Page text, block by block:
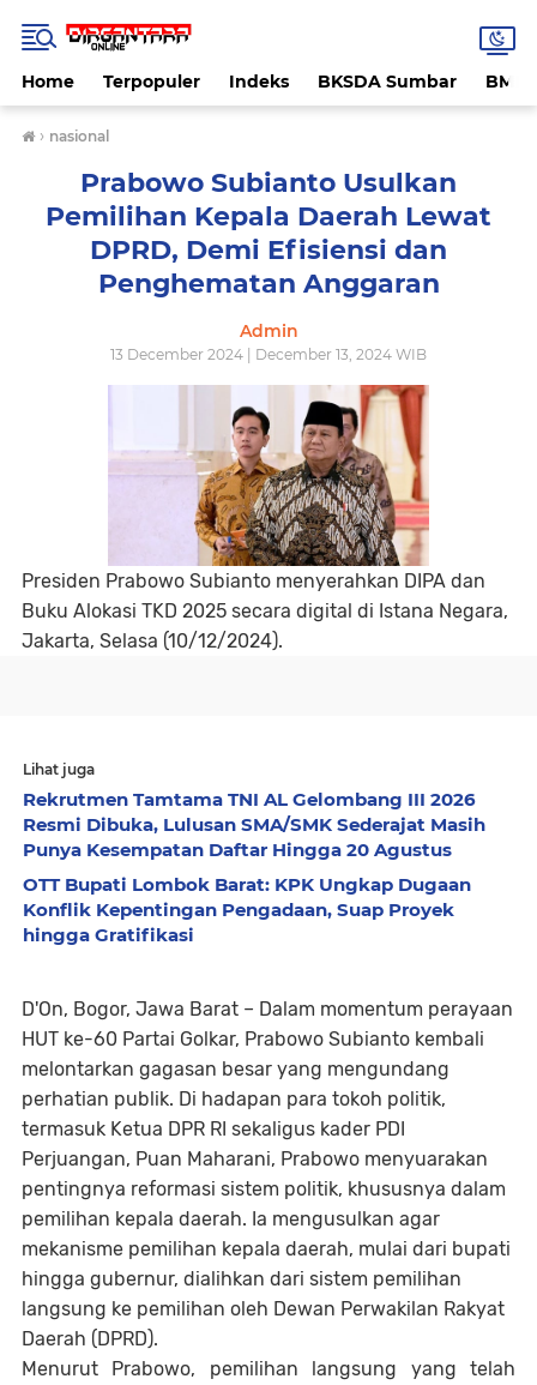
Home Terpopuler Indeks BKSDA Sumbar
› nasional
Prabowo Subianto Usulkan
Pemilihan Kepala Daerah Lewat
DPRD, Demi Efisiensi dan
Penghematan Anggaran
Admin
13 December 2024 | December 13, 2024 WIB
Presiden Prabowo Subianto menyerahkan DIPA dan
Buku Alokasi TKD 2025 secara digital di Istana Negara,
Jakarta, Selasa (10/12/2024).
Lihat juga
Rekrutmen Tamtama TNI AL Gelombang III 2026
Resmi Dibuka, Lulusan SMA/SMK Sederajat Masih
Punya Kesempatan Daftar Hingga 20 Agustus
OTT Bupati Lombok Barat: KPK Ungkap Dugaan
Konflik Kepentingan Pengadaan, Suap Proyek
hingga Gratifikasi
D'On, Bogor, Jawa Barat – Dalam momentum perayaan
HUT ke-60 Partai Golkar, Prabowo Subianto kembali
melontarkan gagasan besar yang mengundang
perhatian publik. Di hadapan para tokoh politik,
termasuk Ketua DPR RI sekaligus kader PDI
Perjuangan, Puan Maharani, Prabowo menyuarakan
pentingnya reformasi sistem politik, khususnya dalam
pemilihan kepala daerah. Ia mengusulkan agar
mekanisme pemilihan kepala daerah, mulai dari bupati
hingga gubernur, dialihkan dari sistem pemilihan
langsung ke pemilihan oleh Dewan Perwakilan Rakyat
Daerah (DPRD).
Menurut Prabowo, pemilihan langsung yang telah